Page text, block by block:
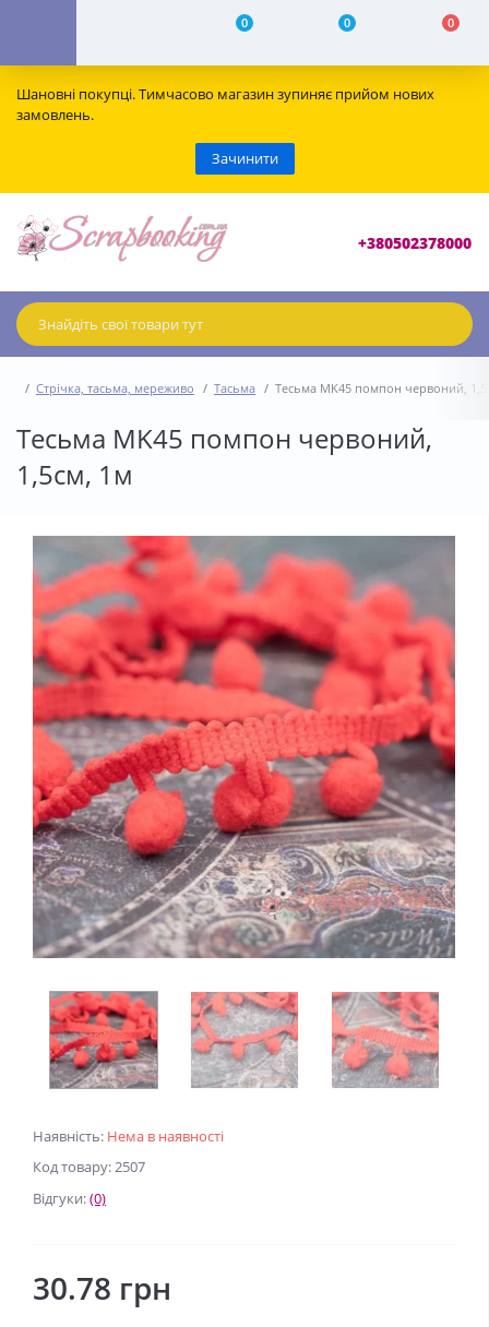
0 0 0
Шановні покупці. Тимчасово магазин зупиняє прийом нових
замовлень.
Зачинити
+380502378000
Стрічка, тасьма, мереживо Тасьма Тесьма MK45 помпон червоний,
Тесьма MK45 помпон червоний,
1,5см, 1м
Наявність: Нема в наявності
Код товару: 2507
Відгуки:(0)
30.78 грн